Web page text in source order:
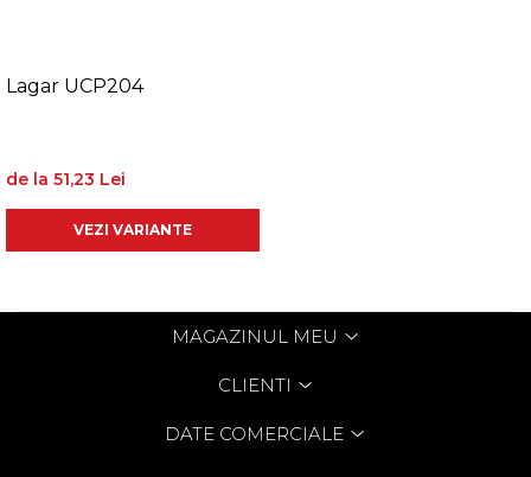
Lagar UCP204
de la 51,23 Lei
VEZI VARIANTE
MAGAZINUL MEU
CLIENTI
DATE COMERCIALE